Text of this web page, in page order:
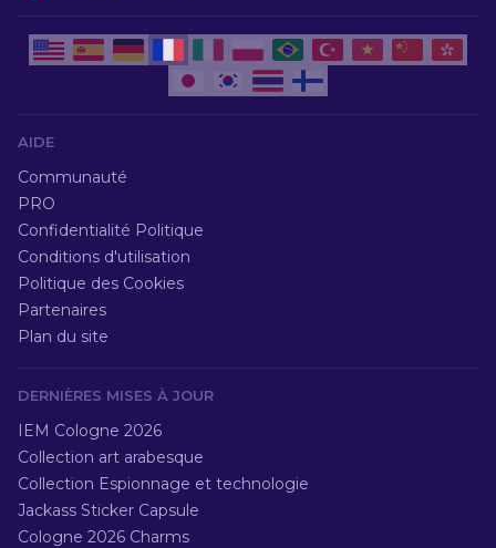
AIDE
Communauté
PRO
Confidentialité Politique
Conditions d'utilisation
Politique des Cookies
Partenaires
Plan du site
DERNIÈRES MISES À JOUR
IEM Cologne 2026
Collection art arabesque
Collection Espionnage et technologie
Jackass Sticker Capsule
Cologne 2026 Charms